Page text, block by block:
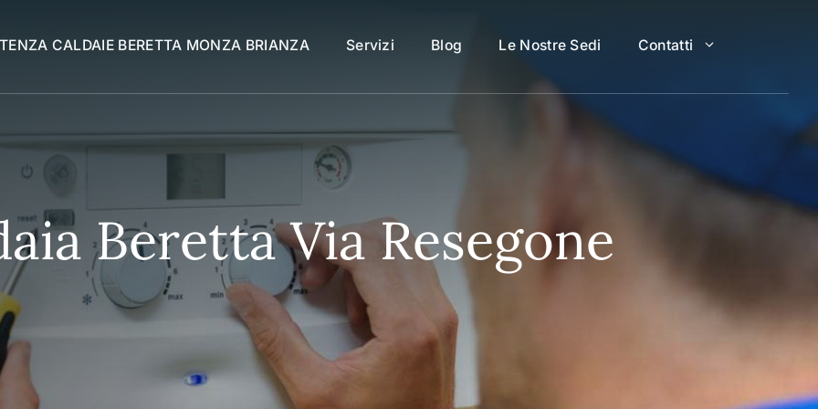
CALDAIE BERETTA MONZA BRIANZA Servizi Blog Le Nostre Sedi Contatti
Beretta Via Resegone